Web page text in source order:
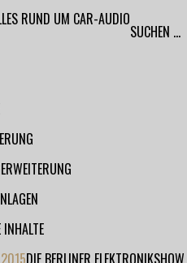
RUND UM CAR-AUDIO
INHALTE
SUCHEN ...